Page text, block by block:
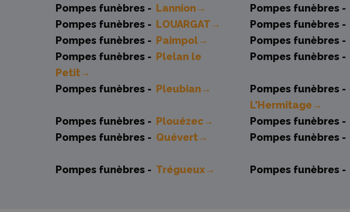
Pompes funèbres - Lannion→ Pompes funèbres -
Pompes funèbres - LOUARGAT→ Pompes funèbres -
Pompes funèbres - Paimpol→ Pompes funèbres -
Pompes funèbres - Plelan le
Petit→
Pompes funèbres -
Pompes funèbres - Pleubian→ Pompes funèbres -
L'Hermitage→
Pompes funèbres - Plouézec→ Pompes funèbres -
Pompes funèbres - Quévert→ Pompes funèbres -
Pompes funèbres - Trégueux→ Pompes funèbres -